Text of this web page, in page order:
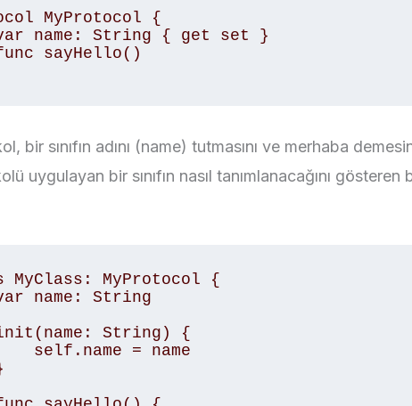
MyProtocol {
bir sınıfın adını (name) tutmasını ve merhaba
uygulayan bir sınıfın nasıl tanımlanacağını
MyClass: MyProtocol {